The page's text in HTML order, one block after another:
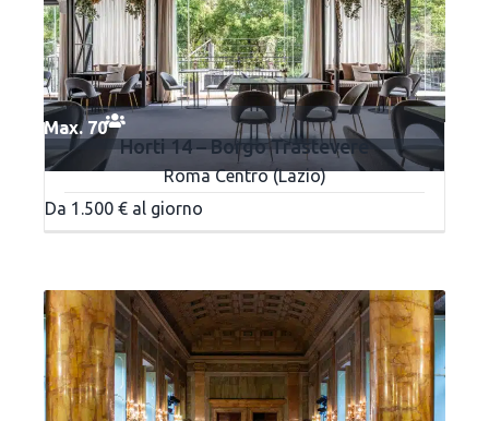
Max. 70
Horti 14 – Borgo Trastevere
Roma Centro (Lazio)
Da 1.500 € al giorno